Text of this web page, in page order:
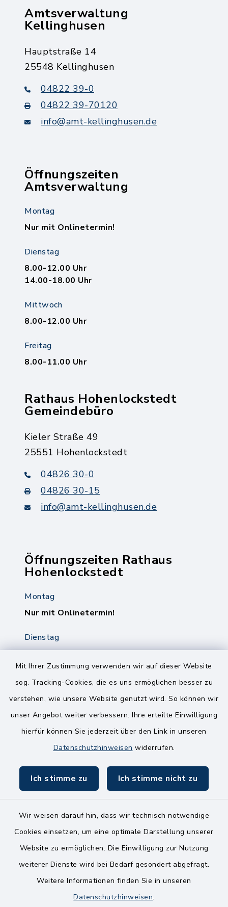
Mit Ihrer Zustimmung verwenden wir auf dieser Website
sog. Tracking-Cookies, die es uns ermöglichen besser zu
verstehen, wie unsere Website genutzt wird. So können wir
unser Angebot weiter verbessern. Ihre erteilte Einwilligung
hierfür können Sie jederzeit über den Link in unseren
Datenschutzhinweisen widerrufen.
Ich stimme zu Ich stimme nicht zu
Wir weisen darauf hin, dass wir technisch notwendige
Cookies einsetzen, um eine optimale Darstellung unserer
Website zu ermöglichen. Die Einwilligung zur Nutzung
weiterer Dienste wird bei Bedarf gesondert abgefragt.
Weitere Informationen finden Sie in unseren
Datenschutzhinweisen.
Amtsverwaltung
Kellinghusen
Hauptstraße 14
25548 Kellinghusen
04822 39-0
04822 39-70120
info@amt-kellinghusen.de
Öffnungszeiten
Amtsverwaltung
Montag
Nur mit Onlinetermin!
Dienstag
8.00-12.00 Uhr
14.00-18.00 Uhr
Mittwoch
8.00-12.00 Uhr
Freitag
8.00-11.00 Uhr
Rathaus Hohenlockstedt
Gemeindebüro
Kieler Straße 49
25551 Hohenlockstedt
04826 30-0
04826 30-15
info@amt-kellinghusen.de
Öffnungszeiten Rathaus
Hohenlockstedt
Montag
Nur mit Onlinetermin!
Dienstag
8.00-12.00 Uhr
14.00-18.00 Uhr
Freitag
8.00-11.00 Uhr
Kontakt
Barrierefreiheit